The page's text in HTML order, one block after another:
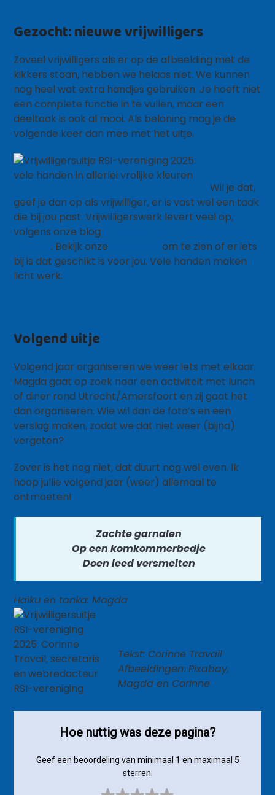
Gezocht: nieuwe vrijwilligers
Zoveel vrijwilligers als er op de afbeelding met de
kikkers staan, hebben we helaas niet. We kunnen
nog heel wat extra handjes gebruiken. Je hoeft niet
een complete functie in te vullen, maar een
deeltaak is ook al mooi. Als beloning mag je de
volgende keer dan mee met het uitje.
Wil je dat,
geef je dan op als vrijwilliger, er is vast wel een taak
die bij jou past. Vrijwilligerswerk levert veel op,
volgens onze blog
. Bekijk onze
om te zien of er iets
bij is dat geschikt is voor jou. Vele handen maken
licht werk.
Volgend uitje
Volgend jaar organiseren we weer iets met elkaar.
Magda gaat op zoek naar een activiteit met lunch
of diner rond Utrecht/Amersfoort en zij gaat het
dan organiseren. Wie wil dan de foto’s en een
verslag maken, zodat we dat niet weer (bijna)
vergeten?
Zover is het nog niet, dat duurt nog wel even. Ik
hoop jullie volgend jaar (weer) allemaal te
ontmoeten!
Zachte garnalen
Op een komkommerbedje
Doen leed versmelten
Haiku en tanka: Magda
Tekst: Corinne Travail
Afbeeldingen: Pixabay,
Magda en Corinne
Hoe nuttig was deze pagina?
Geef een beoordeling van minimaal 1 en maximaal 5
sterren.